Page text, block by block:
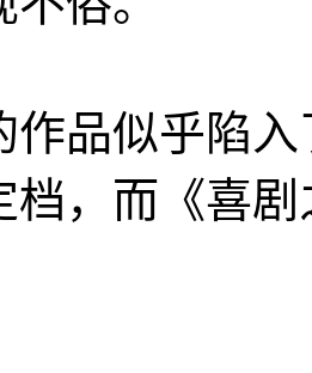
作品似乎陷
档，而《喜